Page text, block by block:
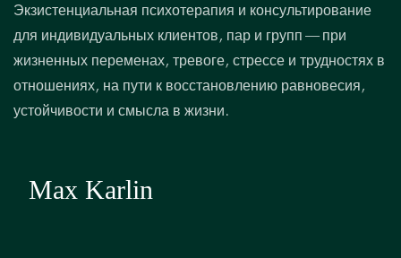
Экзистенциальная психотерапия и консультирование
для индивидуальных клиентов, пар и групп — при
жизненных переменах, тревоге, стрессе и трудностях в
отношениях, на пути к восстановлению равновесия,
устойчивости и смысла в жизни.